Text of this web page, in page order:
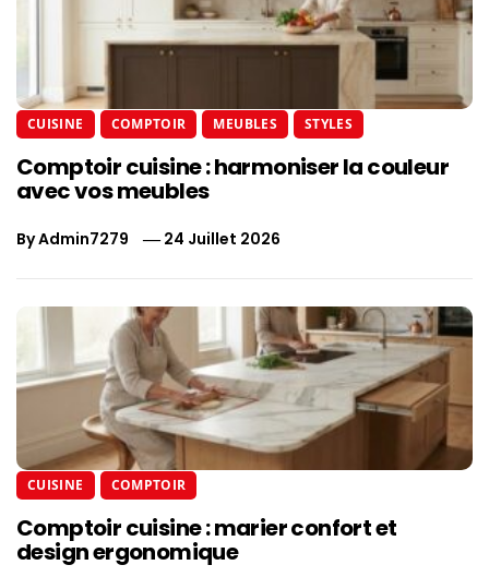
CUISINE COMPTOIR MEUBLES STYLES
Comptoir cuisine : harmoniser la couleur
avec vos meubles
ByAdmin7279 24 Juillet 2026
CUISINE COMPTOIR
Comptoir cuisine : marier confort et
design ergonomique